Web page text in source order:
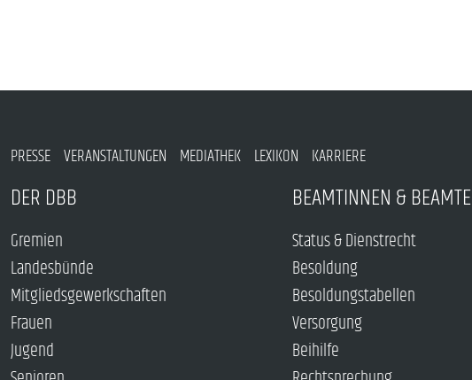
PRESSE VERANSTALTUNGEN MEDIATHEK LEXIKON KARRIERE
DER DBB
Gremien
Landesbünde
Mitgliedsgewerkschaften
Frauen
Jugend
BEAMTINNEN & BEAMTE
Status & Dienstrecht
Besoldung
Besoldungstabellen
Versorgung
Beihilfe